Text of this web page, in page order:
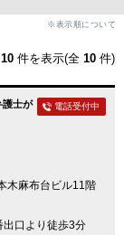
※表示順について
10 件を表示(全 10 件)
護士が
木麻布台ビル11階
出口より徒歩3分
電話受付中